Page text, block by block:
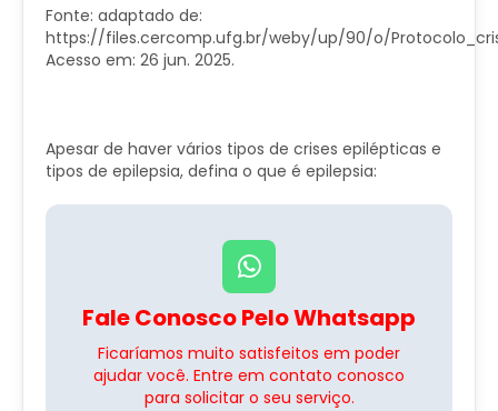
Fonte: adaptado de:
https://files.cercomp.ufg.br/weby/up/90/o/
Acesso em: 26 jun. 2025.
Apesar de haver vários tipos de crises epilépticas e
tipos de epilepsia, defina o que é epilepsia:
Fale Conosco Pelo Whatsapp
Ficaríamos muito satisfeitos em poder
ajudar você. Entre em contato conosco
para solicitar o seu serviço.